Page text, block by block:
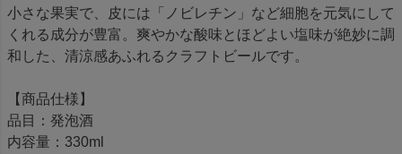
小さな果実で、皮には「ノビレチン」など細胞を元気にして
くれる成分が豊富。爽やかな酸味とほどよい塩味が絶妙に調
和した、清涼感あふれるクラフトビールです。
【商品仕様】
品目：発泡酒
内容量：330ml